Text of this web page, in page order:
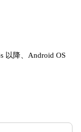
以降、Android OS